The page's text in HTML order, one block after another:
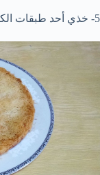
5- خذي أحد طبقات الكنافة وضعيها في طبق مسطح وواسع .